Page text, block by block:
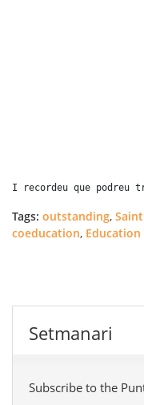
I recordeu que
Tags: outstanding,
coeducation, Education
Setmanari
Subscribe to the